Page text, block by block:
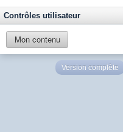
Contrôles utilisateur
Mon contenu
Version complète